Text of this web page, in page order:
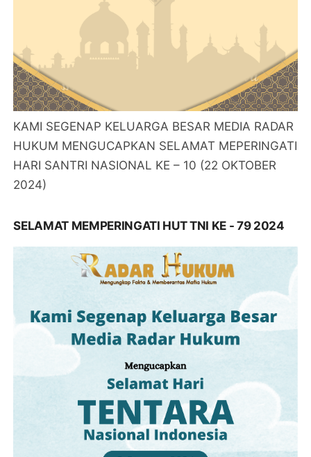
KAMI SEGENAP KELUARGA BESAR MEDIA RADAR
HUKUM MENGUCAPKAN SELAMAT MEPERINGATI
HARI SANTRI NASIONAL KE – 10 (22 OKTOBER
2024)
SELAMAT MEMPERINGATI HUT TNI KE - 79 2024